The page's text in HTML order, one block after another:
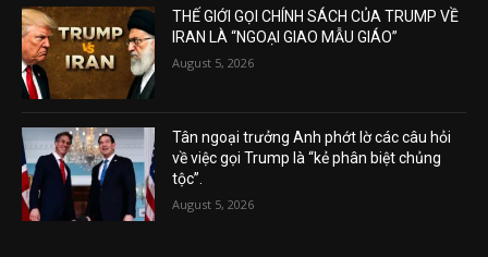
THẾ GIỚI GỌI CHÍNH SÁCH CỦA TRUMP VỀ
IRAN LÀ “NGOẠI GIAO MẪU GIÁO”
August 5, 2026
Tân ngoại trưởng Anh phớt lờ các câu hỏi
về việc gọi Trump là “kẻ phân biệt chủng
tộc”.
August 5, 2026